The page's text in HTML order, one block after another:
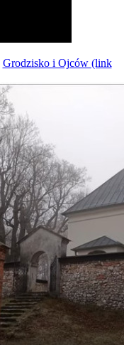
Grodzisko i Ojców (link